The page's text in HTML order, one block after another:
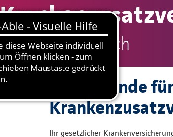
Thomas Rauch
Gute Gründe
Ihr gesetzlicher